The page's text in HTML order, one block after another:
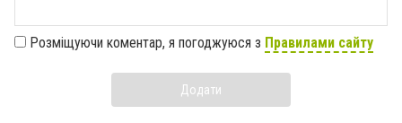
Розміщуючи коментар, я погоджуюся з Правилами сайту
Додати